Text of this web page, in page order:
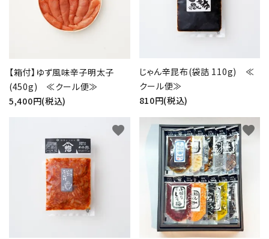
【箱付】ゆず風味辛子明太子
(450g) ≪クール便≫
5,400円(税込)
じゃん辛昆布(袋詰 110g) ≪
クール便≫
810円(税込)
favorite favorite